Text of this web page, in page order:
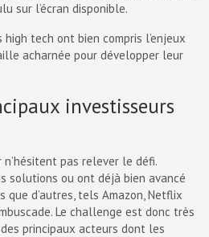
sur l’écran disponible.
tech ont bien compris l’enjeux
acharnée pour développer leur
investisseurs
pas relever le défi.
solutions ou ont déjà bien avancé
d’autres, tels Amazon, Netflix
Le challenge est donc très
principaux acteurs dont les